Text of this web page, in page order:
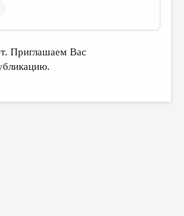
Приглашаем Вас